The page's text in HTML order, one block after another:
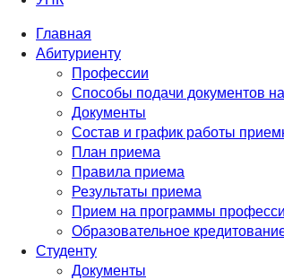
Главная
Абитуриенту
Профессии
Способы подачи документов
Документы
Состав и график работы
План приема
Правила приема
Результаты приема
Прием на программы
Образовательное
Студенту
Документы